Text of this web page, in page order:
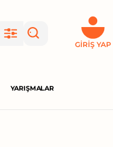
GIRIŞ YAP
YARIŞMALAR